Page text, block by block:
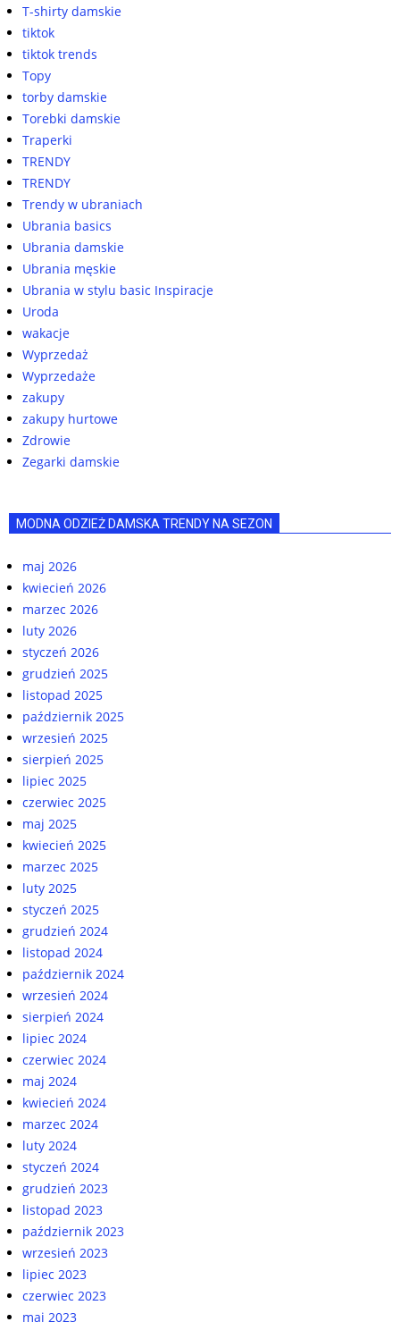
T-shirty damskie
tiktok
tiktok trends
Topy
torby damskie
Torebki damskie
Traperki
TRENDY
TRENDY
Trendy w ubraniach
Ubrania basics
Ubrania damskie
Ubrania męskie
Ubrania w stylu basic Inspiracje
Uroda
wakacje
Wyprzedaż
Wyprzedaże
zakupy
zakupy hurtowe
Zdrowie
Zegarki damskie
MODNA ODZIEŻ DAMSKA TRENDY NA SEZON
maj 2026
kwiecień 2026
marzec 2026
luty 2026
styczeń 2026
grudzień 2025
listopad 2025
październik 2025
wrzesień 2025
sierpień 2025
lipiec 2025
czerwiec 2025
maj 2025
kwiecień 2025
marzec 2025
luty 2025
styczeń 2025
grudzień 2024
listopad 2024
październik 2024
wrzesień 2024
sierpień 2024
lipiec 2024
czerwiec 2024
maj 2024
kwiecień 2024
marzec 2024
luty 2024
styczeń 2024
grudzień 2023
listopad 2023
październik 2023
wrzesień 2023
lipiec 2023
czerwiec 2023
maj 2023